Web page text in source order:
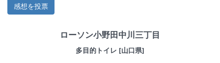
ローソン小野田中川三丁目
多目的トイレ [山口県]